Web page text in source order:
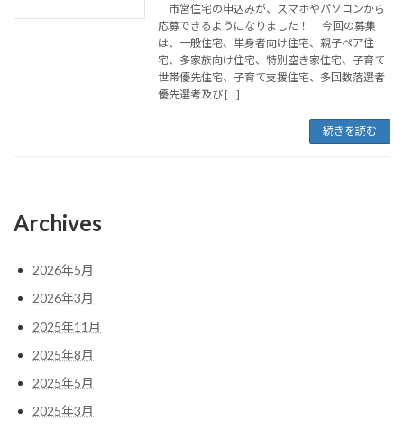
市営住宅の申込みが、スマホやパソコンから
応募できるようになりました！ 今回の募集
は、一般住宅、単身者向け住宅、親子ペア住
宅、多家族向け住宅、特別空き家住宅、子育て
世帯優先住宅、子育て支援住宅、多回数落選者
優先選考及び […]
続きを読む
Archives
2026年5月
2026年3月
2025年11月
2025年8月
2025年5月
2025年3月